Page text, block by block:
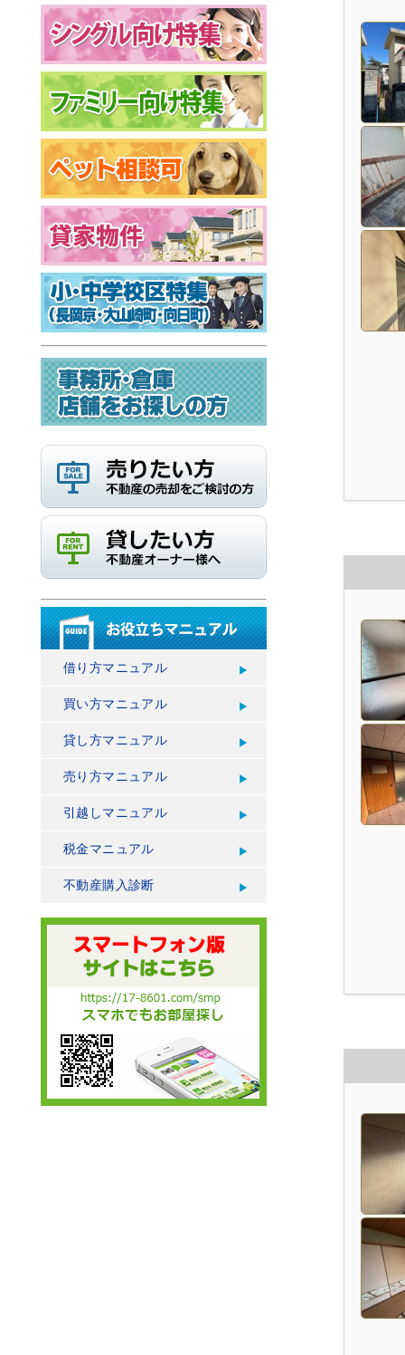
借り方マニュアル
買い方マニュアル
貸し方マニュアル
売り方マニュアル
引越しマニュアル
税金マニュアル
不動産購入診断